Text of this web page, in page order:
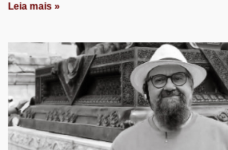
Leia mais »